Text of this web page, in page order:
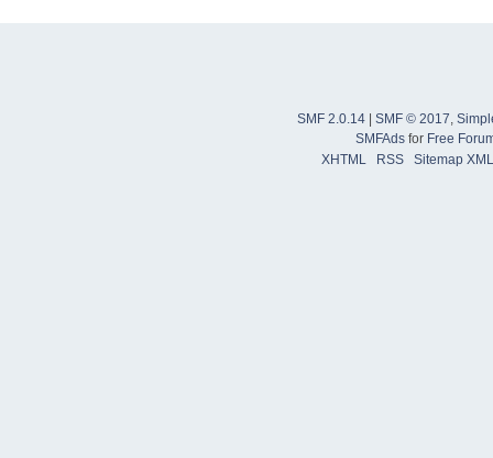
SMF 2.0.14 SMF © 2017
SMFAdsfor Free
XHTML
RSS Sitemap XML